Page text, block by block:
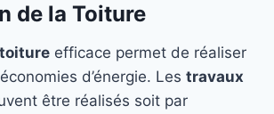
de la Toiture
efficace permet de réaliser
d’énergie. Les travaux
être réalisés soit par